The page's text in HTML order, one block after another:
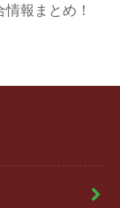
報まとめ！